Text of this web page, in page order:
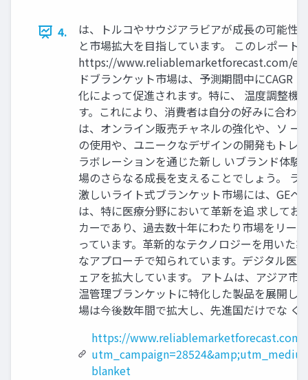
4.
は、トルコやサウジアラビアが成長の可能性
と市場拡大を目指しています。 このレポー
https://www.reliablemarketforecast.com/
ドブランケット市場は、予測期間中にCAGR
化によって促進されます。特に、 温度調整
す。これにより、消費者は自分の好みに合わ
は、オンライン販売チャネルの強化や、ソ
の使用や、ユニークなデザインの開発もトレ
ラボレーションを通じた新し いブランド体
場のさらなる成長を支えることでしょう。
激しいライト式ブランケット市場には、GE
は、特に医療分野において革新を追 求して
カーであり、過去数十年にわたり市場をリー
っています。革新的なテクノロジーを用いた
なアプローチで知られています。デジタル医
ェアを拡大しています。 アトムは、アジア
温管理ブランケットに特化した製品を展開し
場は今後数年間で拡大し、先進国だけでな
https://
blanket